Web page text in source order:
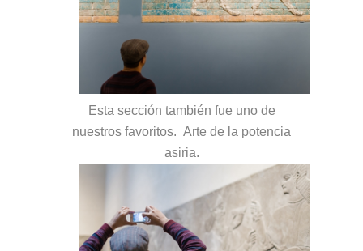
Esta sección también fue uno de
nuestros favoritos. Arte de la potencia
asiria.